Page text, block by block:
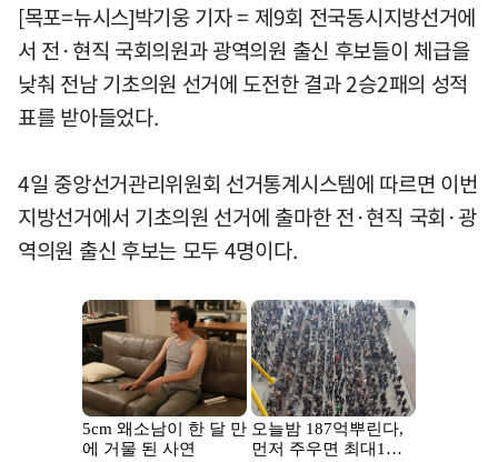
[목포=뉴시스]박기웅 기자 = 제9회 전국동시지방선거에
서 전·현직 국회의원과 광역의원 출신 후보들이 체급을
낮춰 전남 기초의원 선거에 도전한 결과 2승2패의 성적
표를 받아들었다.
4일 중앙선거관리위원회 선거통계시스템에 따르면 이번
지방선거에서 기초의원 선거에 출마한 전·현직 국회·광
역의원 출신 후보는 모두 4명이다.